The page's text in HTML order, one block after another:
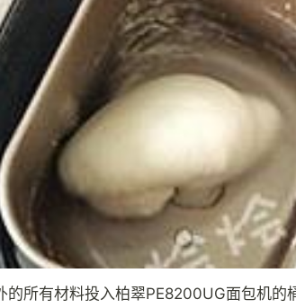
的所有材料投入柏翠PE8200UG面包机的